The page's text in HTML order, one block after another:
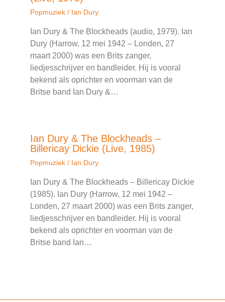
Popmuziek / Ian Dury
Ian Dury & The Blockheads (audio, 1979). Ian
Dury (Harrow, 12 mei 1942 – Londen, 27
maart 2000) was een Brits zanger,
liedjesschrijver en bandleider. Hij is vooral
bekend als oprichter en voorman van de
Britse band Ian Dury &…
Ian Dury & The Blockheads –
Billericay Dickie (Live, 1985)
Popmuziek / Ian Dury
Ian Dury & The Blockheads – Billericay Dickie
(1985). Ian Dury (Harrow, 12 mei 1942 –
Londen, 27 maart 2000) was een Brits zanger,
liedjesschrijver en bandleider. Hij is vooral
bekend als oprichter en voorman van de
Britse band Ian…